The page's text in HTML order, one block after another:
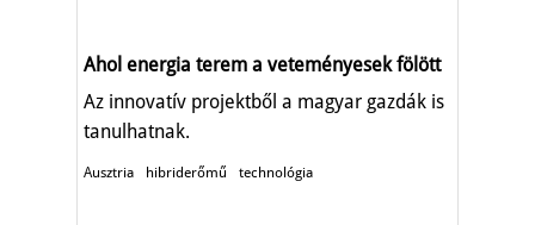
Ahol energia terem a veteményesek fölött
Az innovatív projektből a magyar gazdák is
tanulhatnak.
Ausztria hibriderőmű technológia